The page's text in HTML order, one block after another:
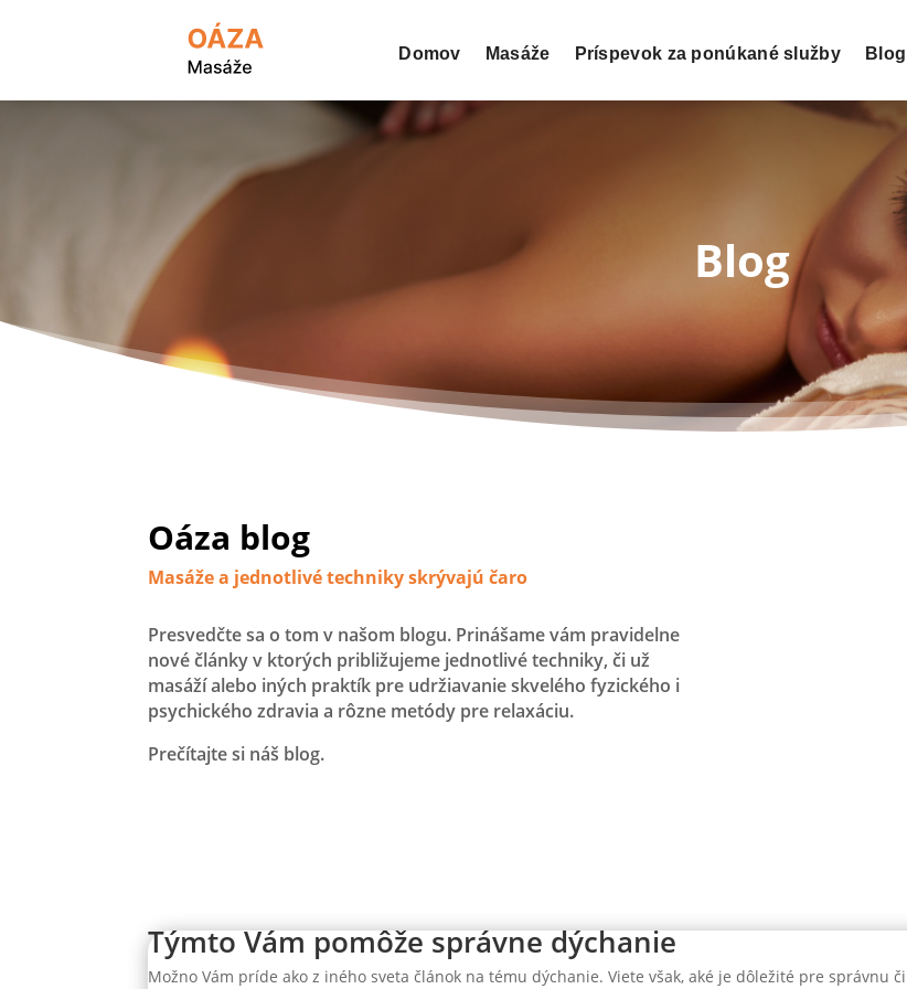
Domov Masáže Príspevok za ponúkané služby Blog
Blog
Oáza blog
Masáže a jednotlivé techniky skrývajú čaro
Presvedčte sa o tom v našom blogu. Prinášame vám pravidelne
nové články v ktorých približujeme jednotlivé techniky, či už
masáží alebo iných praktík pre udržiavanie skvelého fyzického i
psychického zdravia a rôzne metódy pre relaxáciu.
Prečítajte si náš blog.
Týmto Vám pomôže správne dýchanie
Možno Vám príde ako z iného sveta článok na tému dýchanie. Viete však, aké je dôležité pre správnu